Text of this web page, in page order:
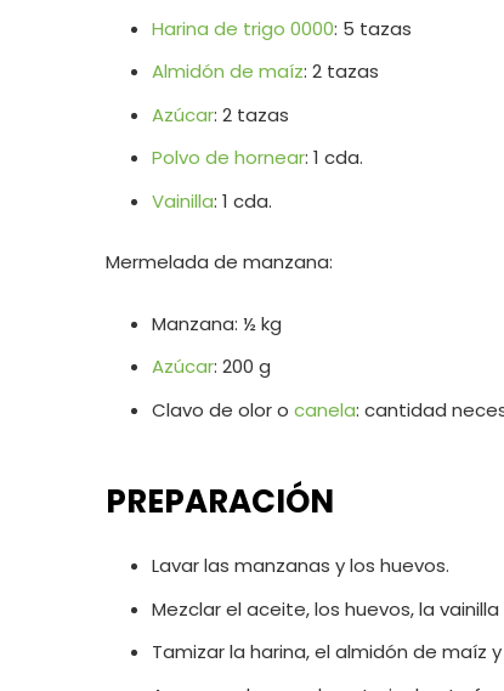
Harina de trigo 0000: 5 tazas
Almidón de maíz: 2 tazas
Azúcar: 2 tazas
Polvo de hornear: 1 cda.
Vainilla: 1 cda.
Mermelada de manzana:
Manzana: ½ kg
Azúcar: 200 g
Clavo de olor o canela: cantidad
PREPARACIÓN
Lavar las manzanas y los huevos.
Mezclar el aceite, los huevos, la vainilla
Tamizar la harina, el almidón de maíz